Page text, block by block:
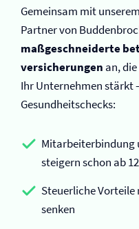
Gemeinsam mit
Partner von
maßgeschneiderte
versicherungen an,
Ihr Unternehmen stärkt
Gesundheitschecks:
Mitarbeiterbindung
steigern schon ab
Steuerliche
senken